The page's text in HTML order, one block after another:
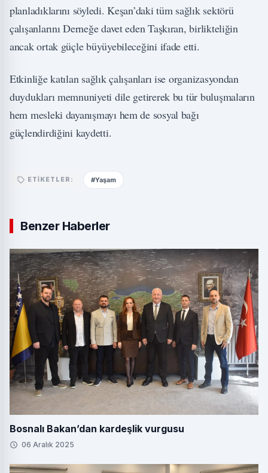
planladıklarını söyledi. Keşan’daki tüm sağlık sektörü
çalışanlarını Derneğe davet eden Taşkıran, birlikteliğin
ancak ortak güçle büyüyebileceğini ifade etti.
Etkinliğe katılan sağlık çalışanları ise organizasyondan
duydukları memnuniyeti dile getirerek bu tür buluşmaların
hem mesleki dayanışmayı hem de sosyal bağı
güçlendirdiğini kaydetti.
ETIKETLER: #Yaşam
Benzer Haberler
Bosnalı Bakan’dan kardeşlik vurgusu
06 Aralık 2025